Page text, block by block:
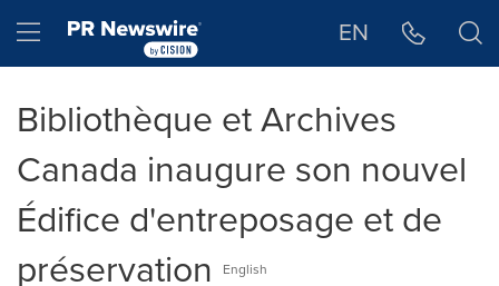
Hamburger menu EN
Bibliothèque et Archives
Canada inaugure son nouvel
Édifice d'entreposage et de
préservation
English